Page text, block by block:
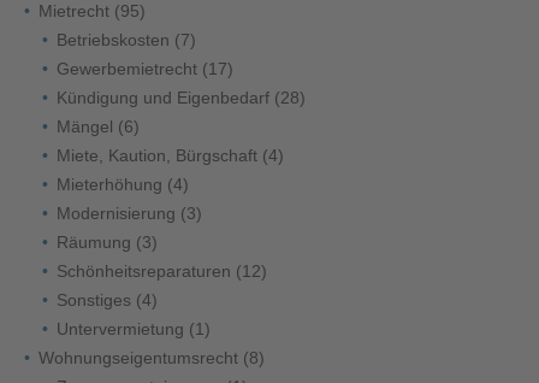
Mietrecht (95)
Betriebskosten (7)
Gewerbemietrecht (17)
Kündigung und Eigenbedarf (28)
Mängel (6)
Miete, Kaution, Bürgschaft (4)
Mieterhöhung (4)
Modernisierung (3)
Räumung (3)
Schönheitsreparaturen (12)
Sonstiges (4)
Untervermietung (1)
Wohnungseigentumsrecht (8)